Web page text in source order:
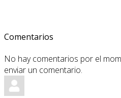
Comentarios
No hay comentarios por el
enviar un comentario.